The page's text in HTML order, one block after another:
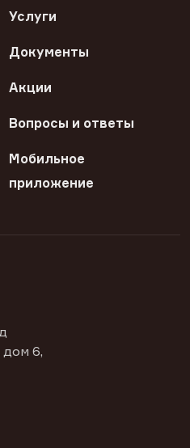
Услуги
Документы
Акции
Вопросы и ответы
Мобильное
приложение
6,